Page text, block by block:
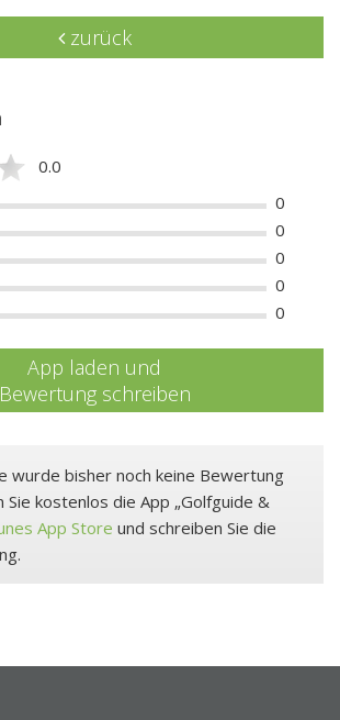
zurück
0.0
0
0
0
0
0
App laden und
Bewertung schreiben
wurde bisher noch keine Bewertung
kostenlos die App „Golfguide &
App Store und schreiben Sie die